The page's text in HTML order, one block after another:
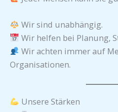
Wir sind unabhängig.
Wir helfen bei Planung,
Wir achten immer auf
Organisationen.
Unsere Stärken